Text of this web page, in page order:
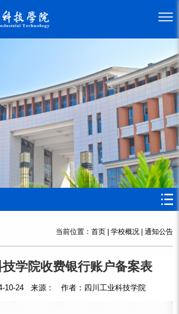
当前位置： 首页 | 学校概况 | 通知公告
技学院收费银行账户备案表
10-24 来源： 作者：四川工业科技学院